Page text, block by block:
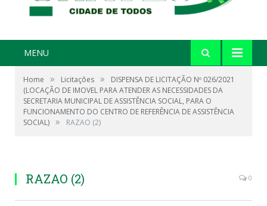
MENU
Home » Licitações »
DISPENSA DE LICITAÇÃO Nº 026/2021
(LOCAÇÃO DE IMOVEL PARA ATENDER AS NECESSIDADES DA
SECRETARIA MUNICIPAL DE ASSISTÊNCIA SOCIAL, PARA O
FUNCIONAMENTO DO CENTRO DE REFERÊNCIA DE ASSISTÊNCIA
SOCIAL) » RAZAO (2)
RAZAO (2) 0